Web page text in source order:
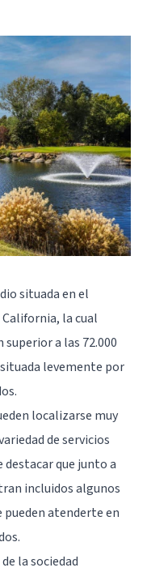
situada en el
la cual
a las 72.000
levemente por
localizarse muy
de servicios
destacar que junto a
incluidos algunos
atenderte en
la sociedad